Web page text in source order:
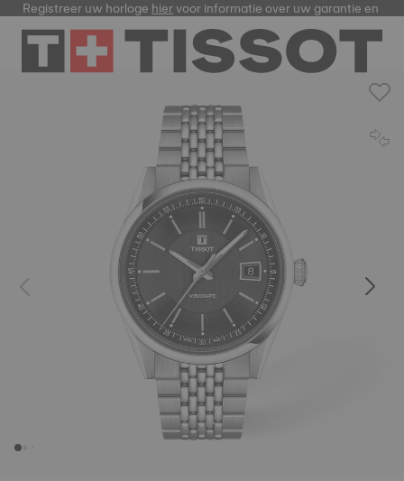
Registreer uw horlogehiervoor informatie over uw garantie en